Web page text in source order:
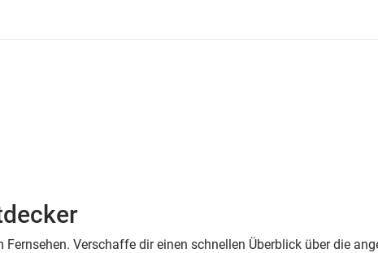
Verschaffe dir einen schnellen Überblick über die